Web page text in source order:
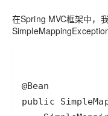
在Spring MVC框架中，